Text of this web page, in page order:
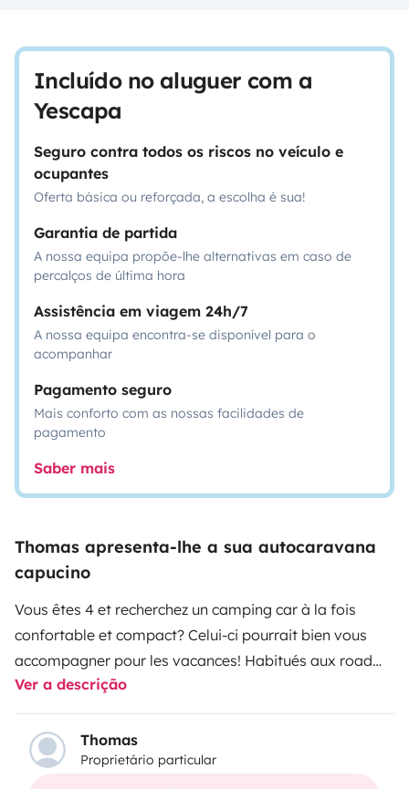
Incluído no aluguer com a
Yescapa
Seguro contra todos os riscos no veículo e
ocupantes
Oferta básica ou reforçada, a escolha é sua!
Garantia de partida
A nossa equipa propõe-lhe alternativas em caso de
percalços de última hora
Assistência em viagem 24h/7
A nossa equipa encontra-se disponível para o
acompanhar
Pagamento seguro
Mais conforto com as nossas facilidades de
pagamento
Saber mais
Thomas apresenta-lhe a sua autocaravana
capucino
Vous êtes 4 et recherchez un camping car à la fois
confortable et compact? Celui-ci pourrait bien vous
accompagner pour les vacances! Habitués aux road
trips en France et à l'étranger, nous serons heureux de
vous partager nos conseils, astuces, et contribuer à la
bonne préparation de votre séjour.
n'est pas un bolide, mais il est idéal pour des vacances
Ver a descrição
Thomas
Proprietário particular